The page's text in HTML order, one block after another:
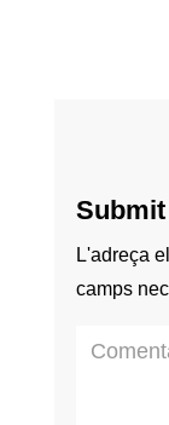
L'adreça
camps